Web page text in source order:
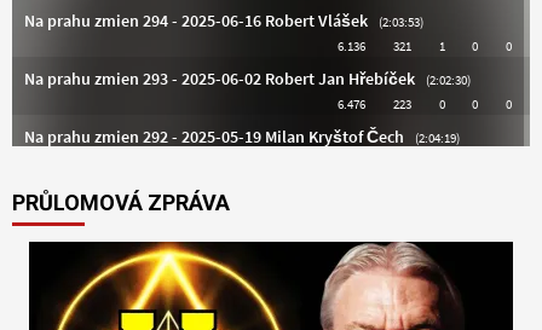
PRŮLOMOVÁ ZPRÁVA